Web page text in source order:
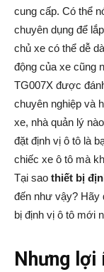
cung cấp. Có thể
chuyên dụng để
chủ xe có thể dễ
động của xe cũng
TG007X được
chuyên nghiệp và
xe, nhà quản lý
đặt định vị ô tô là
chiếc xe ô tô mà
Tại sao thiết bị
đến như vậy? Hãy
bị định vị ô tô mới
Nhưng